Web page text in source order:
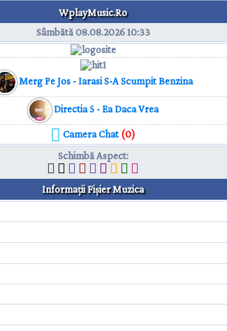
WplayMusic.Ro
Sâmbătă 08.08.202610:33
Merg Pe Jos - Iarasi S-A Scumpit Benzina
Directia 5 - Ea Daca Vrea
Camera Chat(0)
Schimbă Aspect:
Informaţii Fişier Muzica